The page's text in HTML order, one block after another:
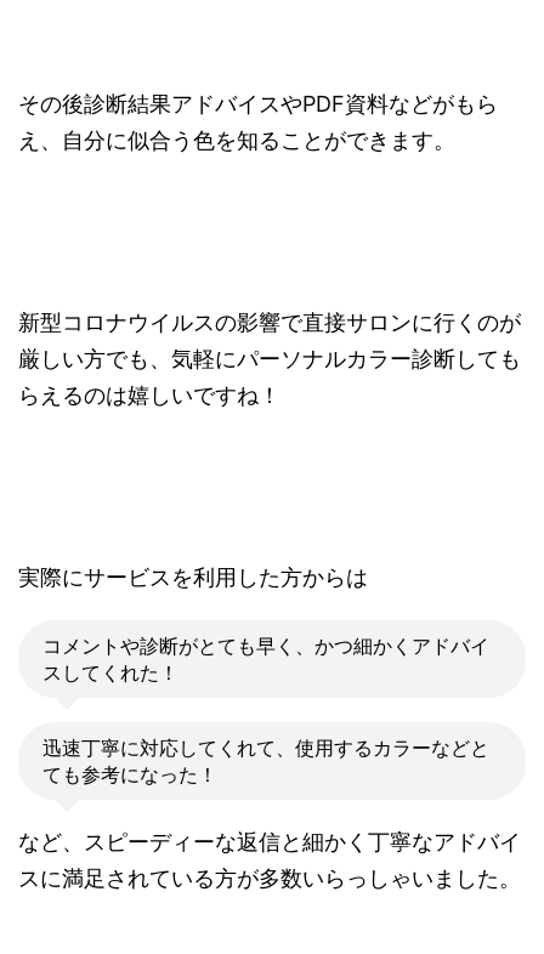
その後診断結果アドバイスやPDF資料などがもら
え、自分に似合う色を知ることができます。
新型コロナウイルスの影響で直接サロンに行くのが
厳しい方でも、気軽にパーソナルカラー診断しても
らえるのは嬉しいですね！
実際にサービスを利用した方からは
コメントや診断がとても早く、かつ細かくアドバイ
スしてくれた！
迅速丁寧に対応してくれて、使用するカラーなどと
ても参考になった！
など、スピーディーな返信と細かく丁寧なアドバイ
スに満足されている方が多数いらっしゃいました。